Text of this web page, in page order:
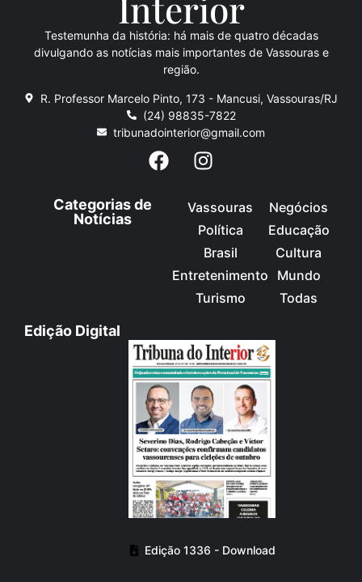
Testemunha da história: há mais de quatro décadas
divulgando as notícias mais importantes de Vassouras e
região.
R. Professor Marcelo Pinto, 173 - Mancusi, Vassouras/RJ
(24) 98835-7822
tribunadointerior@gmail.com
Categorias de
Notícias
Vassouras
Política
Brasil
Entretenimento
Turismo
Negócios
Educação
Cultura
Mundo
Todas
Edição Digital
Edição 1336 - Download